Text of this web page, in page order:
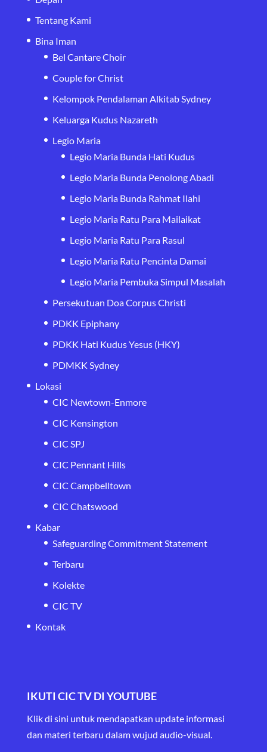
Tentang Kami
Bina Iman
Bel Cantare Choir
Couple for Christ
Kelompok Pendalaman Alkitab Sydney
Keluarga Kudus Nazareth
Legio Maria
Legio Maria Bunda Hati Kudus
Legio Maria Bunda Penolong Abadi
Legio Maria Bunda Rahmat Ilahi
Legio Maria Ratu Para Mailaikat
Legio Maria Ratu Para Rasul
Legio Maria Ratu Pencinta Damai
Legio Maria Pembuka Simpul Masalah
Persekutuan Doa Corpus Christi
PDKK Epiphany
PDKK Hati Kudus Yesus (HKY)
PDMKK Sydney
Lokasi
CIC Newtown-Enmore
CIC Kensington
CIC SPJ
CIC Pennant Hills
CIC Campbelltown
CIC Chatswood
Kabar
Safeguarding Commitment Statement
Terbaru
Kolekte
CIC TV
Kontak
IKUTI CIC TV DI YOUTUBE
Klik di sini untuk mendapatkan update informasi
dan materi terbaru dalam wujud audio-visual.